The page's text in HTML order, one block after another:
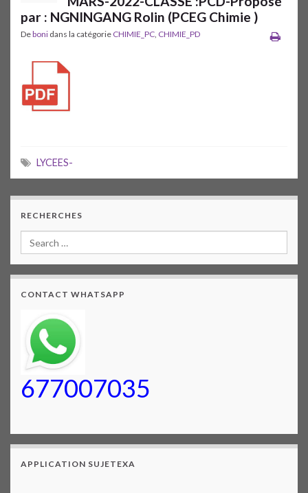
par : NGNINGANG Rolin (PCEG Chimie )
Deboni dans la catégorie CHIMIE_PC, CHIMIE_PD
LYCEES-
RECHERCHES
CONTACT WHATSAPP
677007035
APPLICATION SUJETEXA